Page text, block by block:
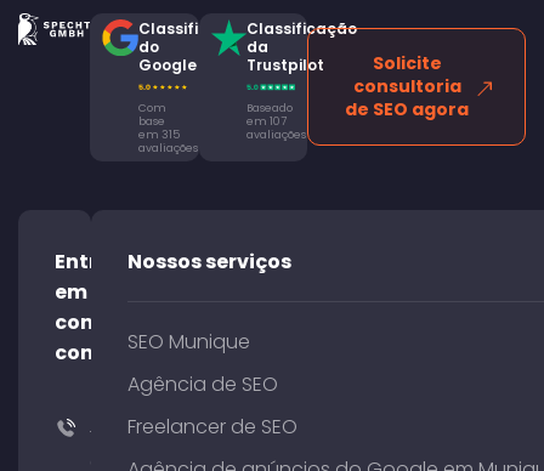
Classificação
do
Google
Com
base
em 315
avaliações
Classificação
da
Trustpilot
Baseado
em 107
avaliações
Solicite
consultoria
de SEO agora
Entre
em
contato
conosco!
+49
Nossos serviços
SEO Munique
Agência de SEO
Freelancer de SEO